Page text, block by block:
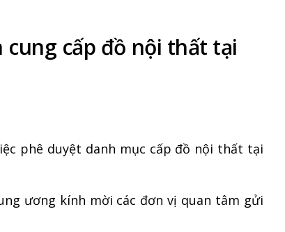
cấp đồ nội thất tại
phê duyệt danh mục cấp đồ nội thất tại
ương kính mời các đơn vị quan tâm gửi